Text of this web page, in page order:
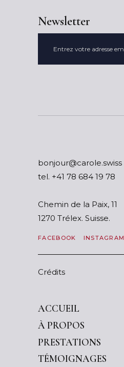
Newsletter
ssiws.elorac@ruojnob
tel. 87 91 486 87 14+
Chemin de la Paix, 11
1270 Trélex. Suisse.
FACEBOOK INSTAGRAM
Crédits
ACCUEIL
À PROPOS
PRESTATIONS
TÉMOIGNAGES